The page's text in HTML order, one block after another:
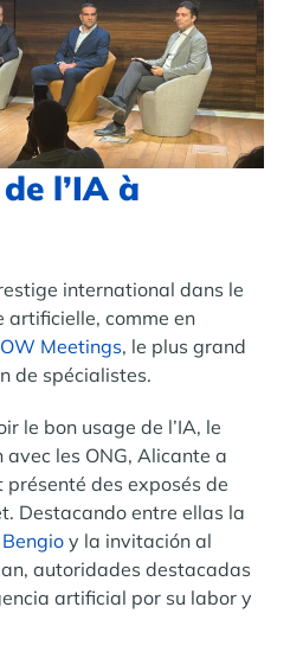
l’IA à
international dans le
artificielle, comme en
Meetings, le plus grand
de spécialistes.
le bon usage de l’IA, le
les ONG, Alicante a
des exposés de
Destacando entre ellas la
y la invitación al
autoridades destacadas
artificial por su labor y